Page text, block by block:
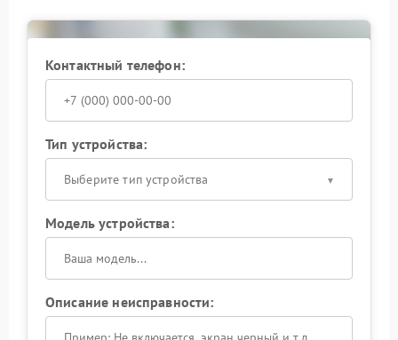
Контактный телефон:
Тип устройства:
Выберите тип устройства
Модель устройства:
Описание неисправности: